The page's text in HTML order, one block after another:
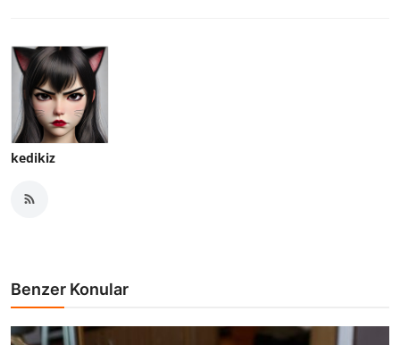
kedikiz
Benzer Konular